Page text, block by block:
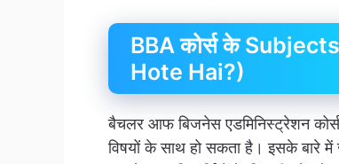
BBA कोर्स के
Hote Hai?)
बैचलर आफ बिजनेस एडमिनिस्ट्रेशन
विषयों के साथ हो सकता है। इसके बारे में